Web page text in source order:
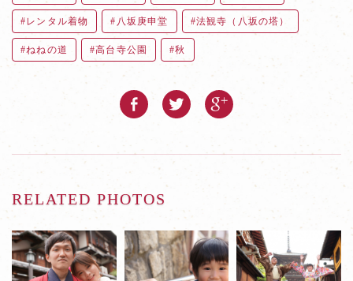
レンタル着物 八坂庚申堂 法観寺（八坂の塔）
ねねの道 高台寺公園 秋
RELATED PHOTOS